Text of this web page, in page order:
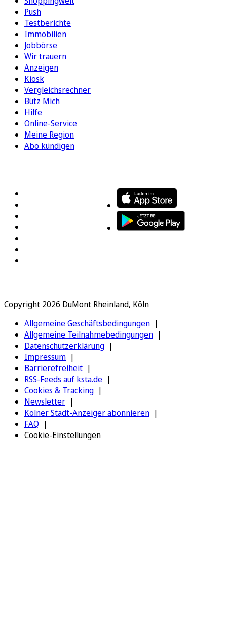
Push
Testberichte
Immobilien
Jobbörse
Wir trauern
Anzeigen
Kiosk
Vergleichsrechner
Bütz Mich
Hilfe
Online-Service
Meine Region
Abo kündigen
Copyright 2026 DuMont Rheinland, Köln
Allgemeine Geschäftsbedingungen
Allgemeine Teilnahmebedingungen
Datenschutzerklärung
Impressum
Barrierefreiheit
RSS-Feeds auf ksta.de
Cookies & Tracking
Newsletter
Kölner Stadt-Anzeiger abonnieren
FAQ
Cookie-Einstellungen